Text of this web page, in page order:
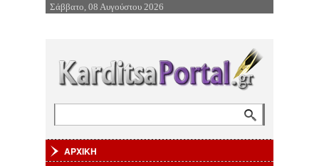
Επιστροφή στην Πλοήγηση
Σάββατο, 08 Αυγούστου 2026
ΑΡΧΙΚΗ